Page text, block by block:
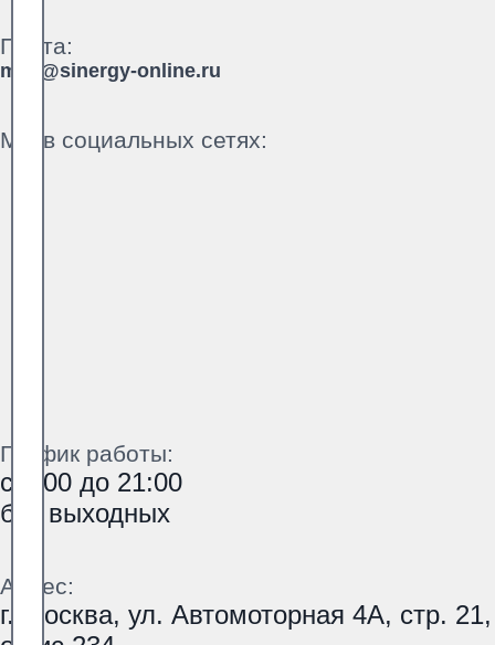
Почта:
mail@sinergy-online.ru
Мы в социальных сетях:
График работы:
с 9:00 до 21:00
без выходных
Адрес:
г. Москва, ул. Автомоторная 4А, стр. 21,